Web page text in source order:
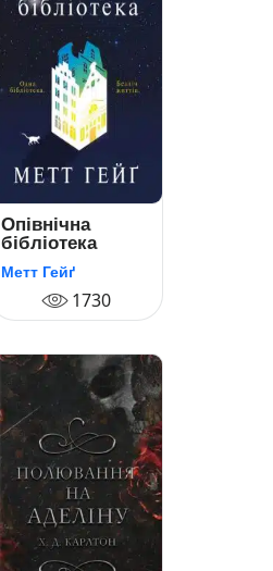
Опівнічна
бібліотека
Метт Гейґ
1730